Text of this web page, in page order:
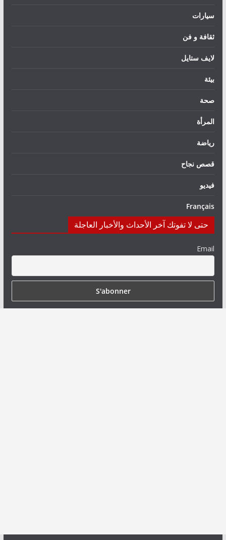
سيارات
ثقافة و فن
لايف ستايل
بيئة
صحة
المرأة
رياضة
قصص نجاح
فيديو
Français
حتى لا تفوتك آخر الأحداث والأخبار العاجلة
Email